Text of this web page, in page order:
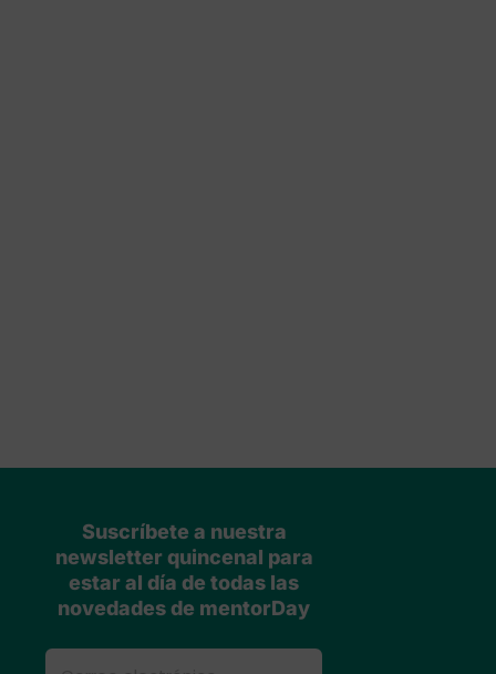
Suscríbete a nuestra
newsletter quincenal para
estar al día de todas las
novedades de mentorDay